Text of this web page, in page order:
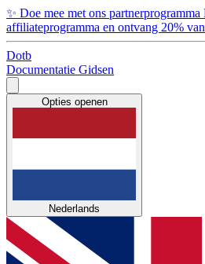
✨ Doe mee met ons partnerprogramma
affiliateprogramma en ontvang 20%
Dotb
Documentatie Gidsen
Opties openen
Nederlands